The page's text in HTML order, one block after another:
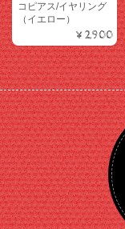
コピアス/イヤリング
（イエロー）
¥2,900